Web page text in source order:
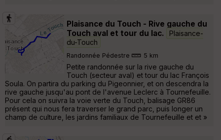
Plaisance du Touch - Rive gauche du
Touch aval et tour du lac.
Plaisance-
du-Touch
Randonnée Pédestre 5 km
Petite randonnée sur la rive gauche du
Touch (secteur aval) et tour du lac François
Soula. On partira du parking du Pigeonnier, et on descendra la
rive gauche jusqu'au pont de l'avenue Leclerc à Tournefeuille.
Pour cela on suivra la voie verte du Touch, balisage GR86
présent qui nous fera traverser le grand parc, puis longer un
champ de culture, les jardins familiaux de Tournefeuille et et »